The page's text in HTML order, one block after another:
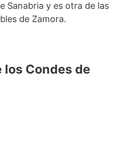
Sanabria y es otra de las
de Zamora.
los Condes de